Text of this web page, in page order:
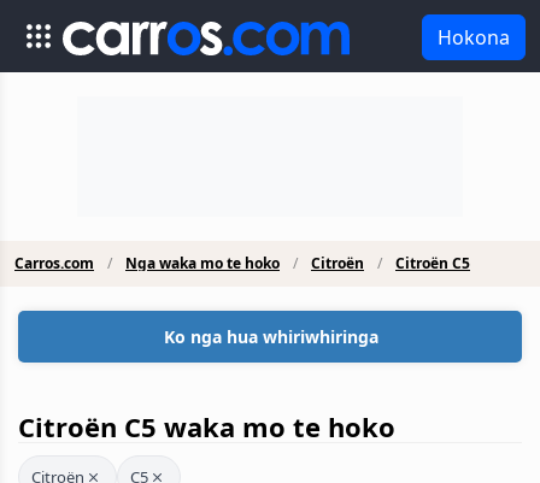
Hokona
Carros.com Nga waka mo te hoko Citroën Citroën C5
Ko nga hua whiriwhiringa
Citroën C5 waka mo te hoko
Citroën C5